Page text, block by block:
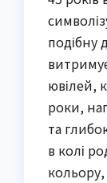
подібну
ювілей,
роки,
та
в колі
кольору,